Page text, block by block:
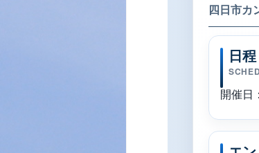
四日市カ
日程
開催日